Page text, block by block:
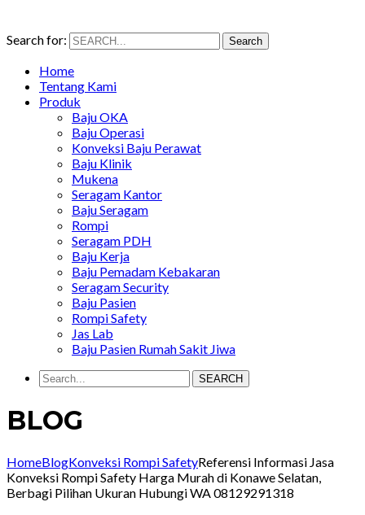
Search for: Search
Home
Tentang Kami
Produk
Baju OKA
Baju Operasi
Konveksi Baju Perawat
Baju Klinik
Mukena
Seragam Kantor
Baju Seragam
Rompi
Seragam PDH
Baju Kerja
Baju Pemadam Kebakaran
Seragam Security
Baju Pasien
Rompi Safety
Jas Lab
Baju Pasien Rumah Sakit Jiwa
SEARCH
BLOG
HomeBlogKonveksi Rompi SafetyReferensi Informasi Jasa
Konveksi Rompi Safety Harga Murah di Konawe Selatan,
Berbagi Pilihan Ukuran Hubungi WA 08129291318